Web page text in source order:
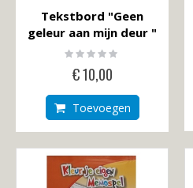
Tekstbord "Geen
geleur aan mijn deur "
Rating:
0%
€ 10,00
Toevoegen